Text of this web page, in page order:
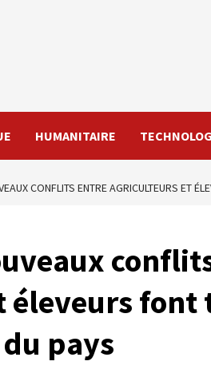
HUMANITAIRE
CONFLITS ENTRE AGRICULTEURS ET
éleveurs font
pays